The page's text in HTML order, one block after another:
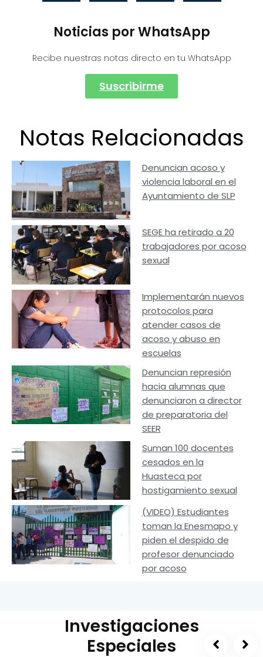
Noticias por WhatsApp
Recibe nuestras notas directo en tu WhatsApp
Suscribirme
Notas Relacionadas
Denuncian acoso y
violencia laboral en el
Ayuntamiento de SLP
SEGE ha retirado a 20
trabajadores por acoso
sexual
Implementarán nuevos
protocolos para
atender casos de
acoso y abuso en
escuelas
Denuncian represión
hacia alumnas que
denunciaron a director
de preparatoria del
SEER
Suman 100 docentes
cesados en la
Huasteca por
hostigamiento sexual
(VIDEO) Estudiantes
toman la Enesmapo y
piden el despido de
profesor denunciado
por acoso
Investigaciones
Especiales